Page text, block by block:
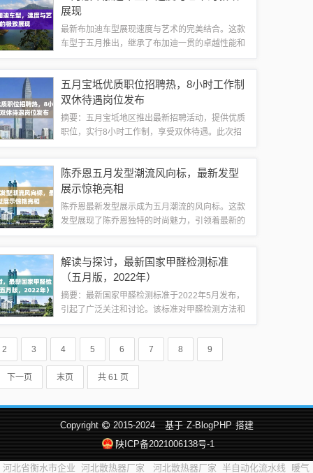
展现
最新布加迪车型展现速度与艺术的完美结合。这款
车型于五月推出，继承了布加迪一贯的卓越性能和
求。这款车型将带给驾驶者无与伦比的驾驶体...
五月宝坻优质职位招聘热，8小时工作制
双休待遇岗位发布
摘要：五月宝坻地区推出最新招聘活动，提供优质
职位，实行8小时工作制，享受双休待遇。此次招
招聘市场概况五月宝坻的招聘市场随着经济的...
陈乔恩五月发型潮流风向标，最新发型
展示惊艳亮相
陈乔恩最新发型展示成为五月潮流的风向标。这款
发型展现了陈乔恩独特的时尚魅力，引领着最新的
新自然的形象深受观众喜爱，在五月的发型展...
解读与探讨，最新国家甲醛检测标准
（五月版，2022年）
摘要：最新国家甲醛检测标准于2022年5月发布，
引起了广泛关注和讨论。该标准对甲醛检测方法和
安全。本文将解读这一最新标准，探讨其背景、意
义、实施难点及对未来可能产生的影响。...
2 3 4 5 6 7 8 9
下一页 末页 共 61 页
Copyright 2015-2024 基于 Z-BlogPHP 搭建
陕ICP备2021006138号-1
河北省衡水市企业 河北散热器厂家 河北散热器厂家 半自动化流水线 暖气